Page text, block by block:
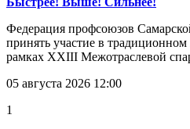
Федерация профсоюзов
принять участие в традиционном
рамках XXIII Межотраслевой
05 августа 2026 12:00
1